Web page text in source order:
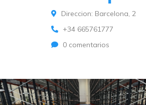
Direccion: Barcelona, 2
+34 665761777
0 comentarios